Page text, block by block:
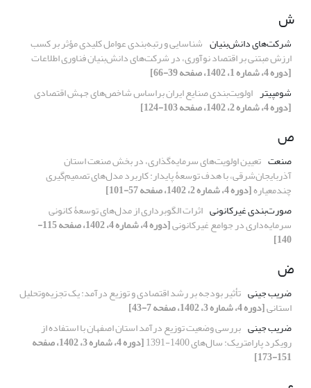
ش
شرکت‏‌های دانش‏‌بنیان شناسایی و رتبه‏‌بندی عوامل کلیدی مؤثر بر کسب
ارزش مبتنی بر اقتصاد نوآوری، در شرکت‏‌های دانش‌‏بنیان فناوری اطلاعات
[دوره 4، شماره 1، 1402، صفحه 39-66]
شومپیتر اولویت‌بندی صنایع ایران براساس شاخص‌های جهش اقتصادی
[دوره 4، شماره 2، 1402، صفحه 103-124]
ص
صنعت تعیین اولویت‌‌های سرمایه‌گذاری، در بخش صنعت استان
آذربایجان‌شرقی، با هدف توسعۀ پایدار: کاربرد مدل‌‌های تصمیم‌گیری
چندمعیاره[دوره 4، شماره 2، 1402، صفحه 57-101]
صورت‌بندی غیرکانونی اثرات الگوبرداری از مدل‌های توسعۀ کانونی
سرمایه‌داری در جوامع غیرکانونی [دوره 4، شماره 4، 1402، صفحه 115-
140]
ض
ضریب جینی تأثیر بودجه بر رشد اقتصادی و توزیع درآمد: یک تجزیه‌وتحلیل
استانی[دوره 4، شماره 3، 1402، صفحه 7-43]
ضریب جینی بررسی وضعیت توزیع درآمد استان اصفهان با استفاده از
رویکرد پارامتریک: سال‌های 1400-1391 [دوره 4، شماره 3، 1402، صفحه
151-173]